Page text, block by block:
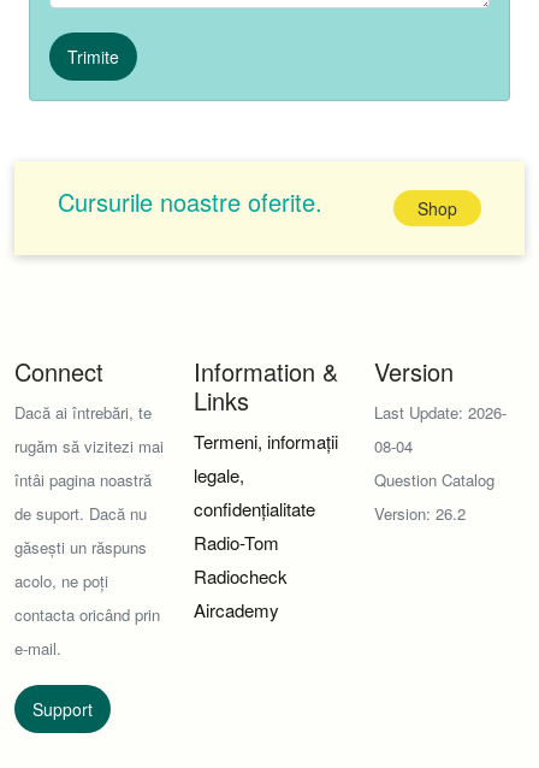
Trimite
Cursurile noastre oferite. Shop
Connect
Dacă ai întrebări, te
rugăm să vizitezi mai
întâi pagina noastră
de suport. Dacă nu
găsești un răspuns
acolo, ne poți
contacta oricând prin
e-mail.
Support
Information &
Links
Termeni, informații
legale,
confidențialitate
Radio-Tom
Radiocheck
Aircademy
Version
Last Update: 2026-
08-04
Question Catalog
Version: 26.2